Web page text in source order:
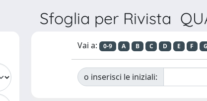
Sfoglia per Rivista
Vai a: 0-9 A B C D E F G
o inserisci le iniziali: